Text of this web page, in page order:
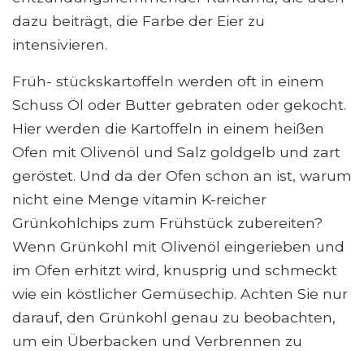
dazu beiträgt, die Farbe der Eier zu
intensivieren.
Früh- stückskartoffeln werden oft in einem
Schuss Öl oder Butter gebraten oder gekocht.
Hier werden die Kartoffeln in einem heißen
Ofen mit Olivenöl und Salz goldgelb und zart
geröstet. Und da der Ofen schon an ist, warum
nicht eine Menge vitamin K-reicher
Grünkohlchips zum Frühstück zubereiten?
Wenn Grünkohl mit Olivenöl eingerieben und
im Ofen erhitzt wird, knusprig und schmeckt
wie ein köstlicher Gemüsechip. Achten Sie nur
darauf, den Grünkohl genau zu beobachten,
um ein Überbacken und Verbrennen zu